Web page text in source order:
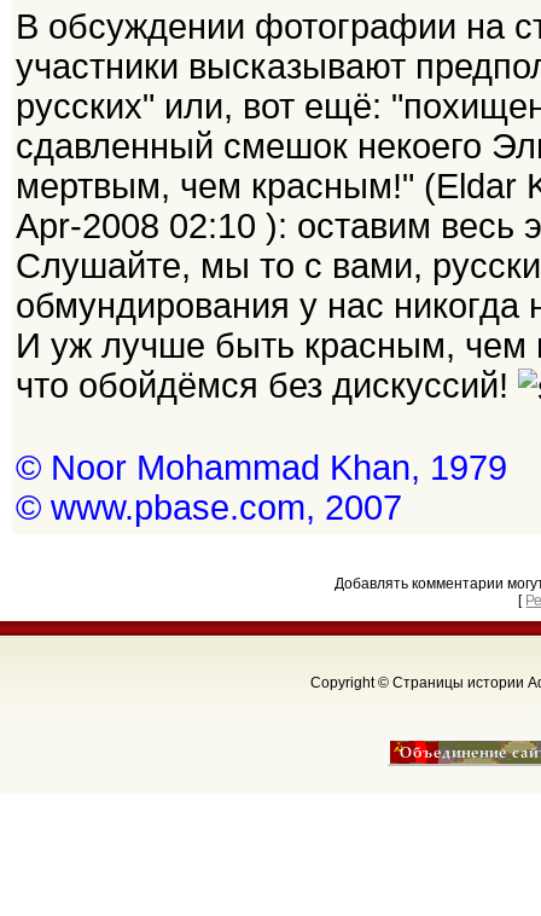
В обсуждении фотографии на
участники высказывают
русских" или, вот ещё:
сдавленный смешок некоего
мертвым, чем красным!" (Eldar
Apr-2008 02:10 ): оставим весь
Слушайте, мы то с вами,
обмундирования у нас
И уж лучше быть красным, чем
что обойдёмся без дискуссий!
© Noor Mohammad Khan, 1979
© www.pbase.com, 2007
Добавлять комментарии
[
Copyright © Страницы истории